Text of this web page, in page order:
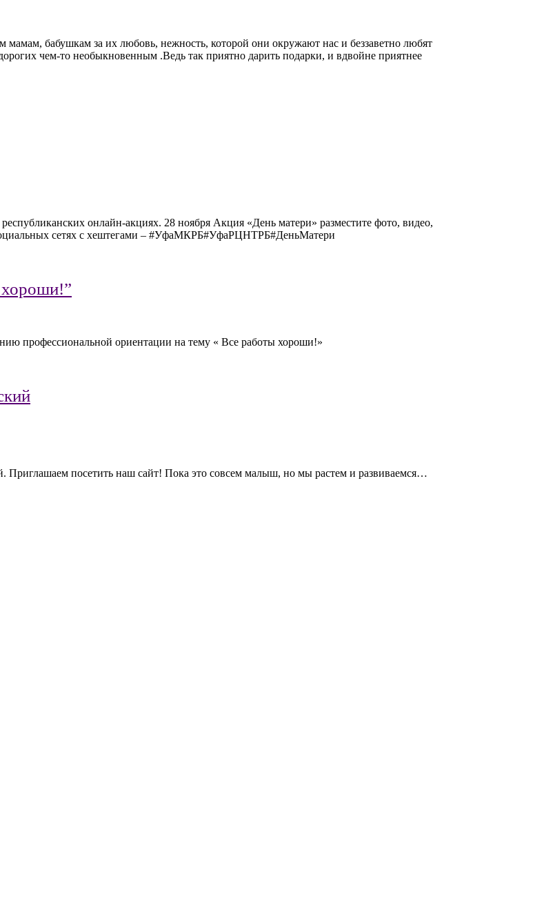
бабушкам за их любовь, нежность, которой они окружают нас и беззаветно любят
чем-то необыкновенным .Ведь так приятно дарить подарки, и вдвойне приятнее
онлайн-акциях. 28 ноября Акция «День матери» разместите фото, видео,
сетях с хештегами – #УфаМКРБ#УфаРЦНТРБ#ДеньМатери
профессиональной ориентации на тему « Все работы хороши!»
Приглашаем посетить наш сайт! Пока это совсем малыш, но мы растем и развиваемся…